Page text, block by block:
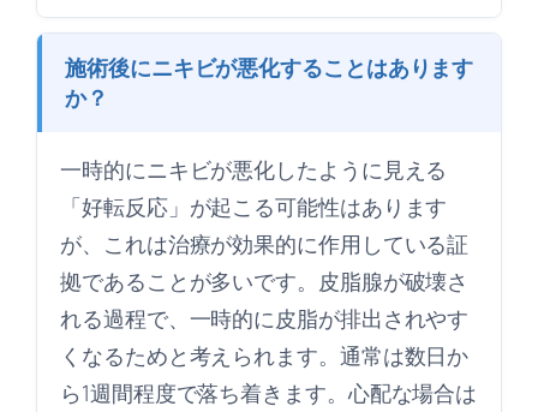
施術後にニキビが悪化することはあります
か？
一時的にニキビが悪化したように見える
「好転反応」が起こる可能性はあります
が、これは治療が効果的に作用している証
拠であることが多いです。皮脂腺が破壊さ
れる過程で、一時的に皮脂が排出されやす
くなるためと考えられます。通常は数日か
ら1週間程度で落ち着きます。心配な場合は